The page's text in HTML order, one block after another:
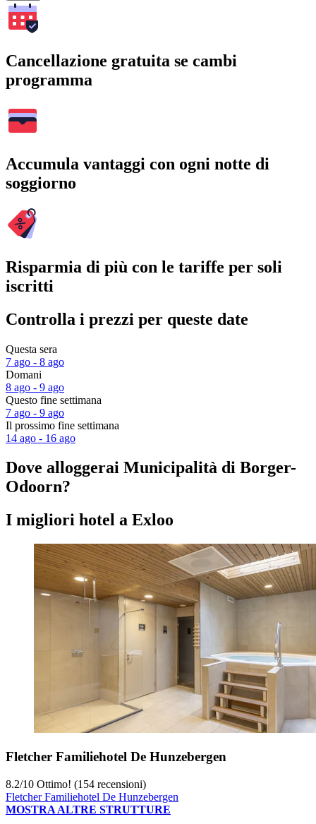
Cancellazione gratuita se cambi
programma
Accumula vantaggi con ogni notte di
soggiorno
Risparmia di più con le tariffe per soli
iscritti
Controlla i prezzi per queste date
Questa sera
7 ago - 8 ago
Domani
8 ago - 9 ago
Questo fine settimana
7 ago - 9 ago
Il prossimo fine settimana
14 ago - 16 ago
Dove alloggerai Municipalità di Borger-
Odoorn?
I migliori hotel a Exloo
Fletcher Familiehotel De Hunzebergen
8.2/10 Ottimo! (154 recensioni)
Fletcher Familiehotel De Hunzebergen
MOSTRA ALTRE STRUTTURE